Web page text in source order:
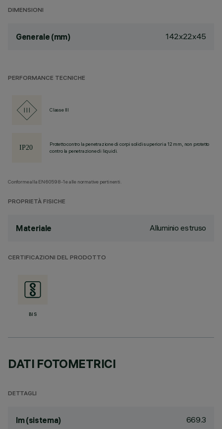
DIMENSIONI
Generale (mm) 142x22x45
PERFORMANCE TECNICHE
Classe III
Protetto contro la penetrazione di corpi solidi superiori a 12 mm, non protetto
contro la penetrazione di liquidi.
Conforme alla EN60598-1 e alle normative pertinenti.
PROPRIETÀ FISICHE
Materiale Alluminio estruso
CERTIFICAZIONI DEL PRODOTTO
BIS
DATI FOTOMETRICI
DETTAGLI
lm (sistema) 669.3